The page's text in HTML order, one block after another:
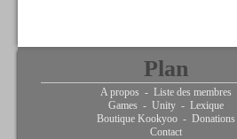
Plan
A propos - Liste des membres
Games - Unity - Lexique
Boutique Kookyoo - Donations
Contact